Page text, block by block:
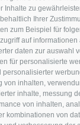
Inhalte zu
Ihrer
zum Beispiel für
auf informationen
daten zur auswahl
für personalisierte
personalisierter
von inhalten,
inhalte, messung
von inhalten,
kombinationen von